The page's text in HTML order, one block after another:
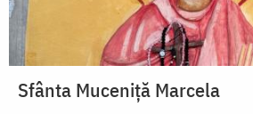
Sfânta Muceniță Marcela